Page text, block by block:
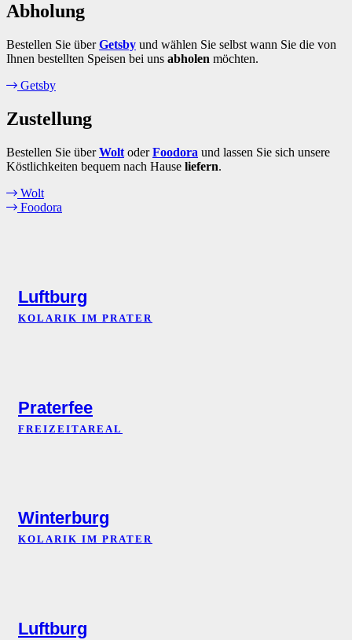
Abholung
Bestellen Sie überGetsby und wählen Sie selbst wann Sie die von
Ihnen bestellten Speisen bei uns abholen möchten.
Getsby
Zustellung
Bestellen Sie überWolt oderFoodora und lassen Sie sich unsere
Köstlichkeiten bequem nach Hause liefern.
Wolt
Foodora
Luftburg
KOLARIK IM PRATER
Praterfee
FREIZEITAREAL
Winterburg
KOLARIK IM PRATER
Luftburg